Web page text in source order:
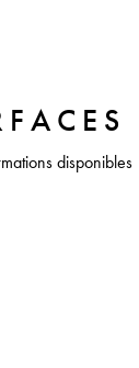
disponibles